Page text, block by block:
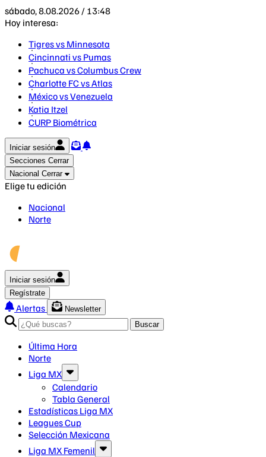
sábado, 8.08.2026 / 13:48
Hoy interesa:
Tigres vs Minnesota
Cincinnati vs Pumas
Pachuca vs Columbus Crew
Charlotte FC vs Atlas
México vs Venezuela
Katia Itzel
CURP Biométrica
Iniciar sesión
Secciones Cerrar
Nacional Cerrar
Elige tu edición
Nacional
Norte
Iniciar sesión
Regístrate
Alertas
Newsletter
Buscar
Última Hora
Norte
Liga MX
Calendario
Tabla General
Estadísticas Liga MX
Leagues Cup
Selección Mexicana
Liga MX Femenil